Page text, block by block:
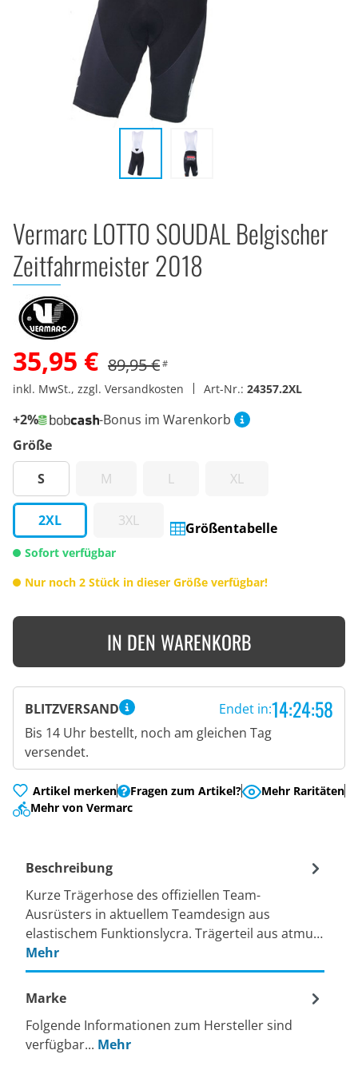
Vermarc LOTTO SOUDAL Belgischer
Zeitfahrmeister 2018
35,95 € 89,95 € #
inkl. MwSt., zzgl. Versandkosten Art-Nr.: 24357.2XL
+2%
-Bonus im Warenkorb
Größe
S
M L XL
2XL 3XL Größentabelle
Sofort verfügbar
Nur noch 2 Stück in dieser Größe verfügbar!
IN DEN WARENKORB
BLITZVERSAND
Bis 14 Uhr bestellt, noch am gleichen Tag
versendet.
Endet in:14:24:58
Artikel merken Fragen zum Artikel?
Mehr Raritäten
Mehr von Vermarc
Beschreibung
Kurze Trägerhose des offiziellen Team-
Ausrüsters in aktuellem Teamdesign aus
elastischem Funktionslycra. Trägerteil aus atmu…
Mehr
Marke
Folgende Informationen zum Hersteller sind
verfügbar... Mehr